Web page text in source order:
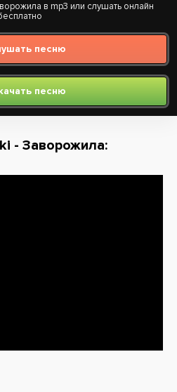
в mp3 или слушать онлайн
песню
песню
- Заворожила: